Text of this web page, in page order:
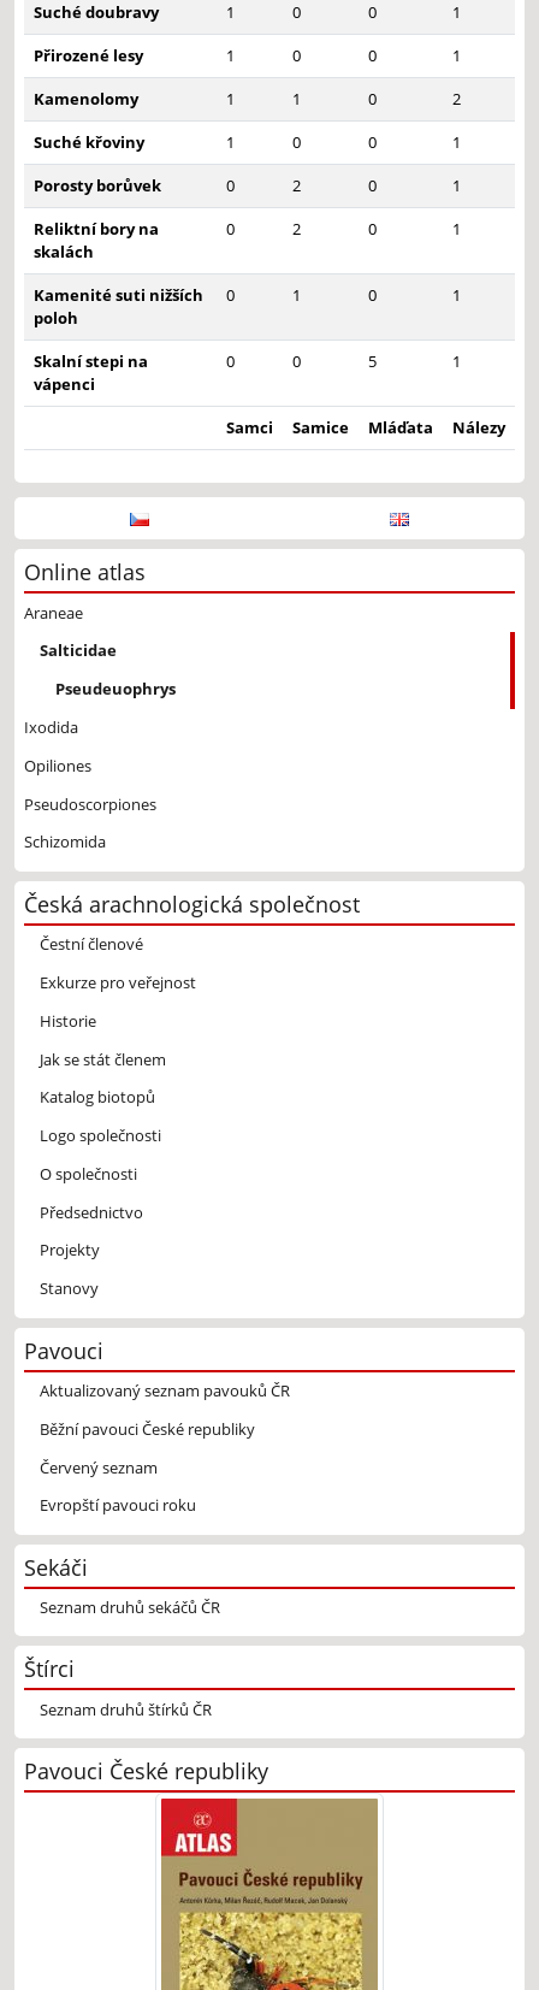
Suché doubravy
1 0 0
1
Přirozené lesy
1 0 0
1
Kamenolomy
1 1 0
2
Suché křoviny
1 0 0
1
Porosty borůvek
0 2 0
1
Reliktní bory na
skalách
0 2 0 1
Kamenité suti nižších
poloh
0 1 0 1
Skalní stepi na
vápenci
0 0 5 1
Samci Samice Mláďata Nálezy
Online atlas
Araneae
Salticidae
Pseudeuophrys
Ixodida
Opiliones
Pseudoscorpiones
Schizomida
Česká arachnologická společnost
Čestní členové
Exkurze pro veřejnost
Historie
Jak se stát členem
Katalog biotopů
Logo společnosti
O společnosti
Předsednictvo
Projekty
Stanovy
Pavouci
Aktualizovaný seznam pavouků ČR
Běžní pavouci České republiky
Červený seznam
Evropští pavouci roku
Sekáči
Seznam druhů sekáčů ČR
Štírci
Seznam druhů štírků ČR
Pavouci České republiky